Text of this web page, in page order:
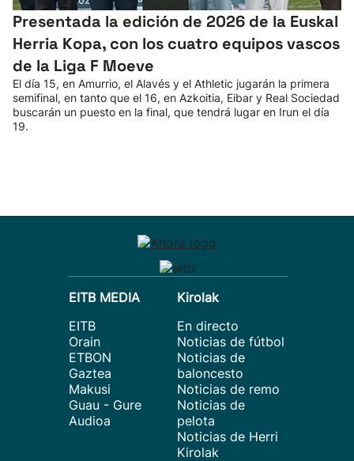
Presentada la edición de 2026 de la Euskal
Herria Kopa, con los cuatro equipos vascos
de la Liga F Moeve
El día 15, en Amurrio, el Alavés y el Athletic jugarán la primera
semifinal, en tanto que el 16, en Azkoitia, Eibar y Real Sociedad
buscarán un puesto en la final, que tendrá lugar en Irun el día
19.
EITB MEDIA
EITB
Orain
ETBON
Gaztea
Makusi
Guau - Gure
Audioa
Kirolak
En directo
Noticias de fútbol
Noticias de
baloncesto
Noticias de remo
Noticias de
pelota
Noticias de Herri
Kirolak